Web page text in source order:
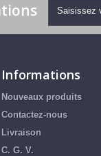
Informations
Nouveaux produits
Contactez-nous
Livraison
C. G. V.